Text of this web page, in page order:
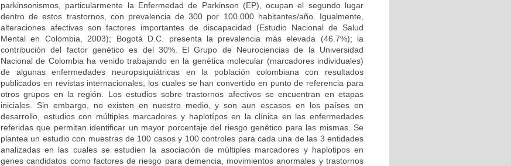
parkinsonismos, particularmente la Enfermedad de Parkinson (EP), ocupan el segundo lugar
dentro de estos trastornos, con prevalencia de 300 por 100.000 habitantes/año. Igualmente,
alteraciones afectivas son factores importantes de discapacidad (Estudio Nacional de Salud
Mental en Colombia, 2003); Bogotá D.C. presenta la prevalencia más elevada (46.7%); la
contribución del factor genético es del 30%. El Grupo de Neurociencias de la Universidad
Nacional de Colombia ha venido trabajando en la genética molecular (marcadores individuales)
de algunas enfermedades neuropsiquiátricas en la población colombiana con resultados
publicados en revistas internacionales, los cuales se han convertido en punto de referencia para
otros grupos en la región. Los estudios sobre trastornos afectivos se encuentran en etapas
iniciales. Sin embargo, no existen en nuestro medio, y son aun escasos en los países en
desarrollo, estudios con múltiples marcadores y haplotípos en la clínica en las enfermedades
referidas que permitan identificar un mayor porcentaje del riesgo genético para las mismas. Se
plantea un estudio con muestras de 100 casos y 100 controles para cada una de las 3 entidades
analizadas en las cuales se estudien la asociación de múltiples marcadores y haplotipos en
genes candidatos como factores de riesgo para demencia, movimientos anormales y trastornos